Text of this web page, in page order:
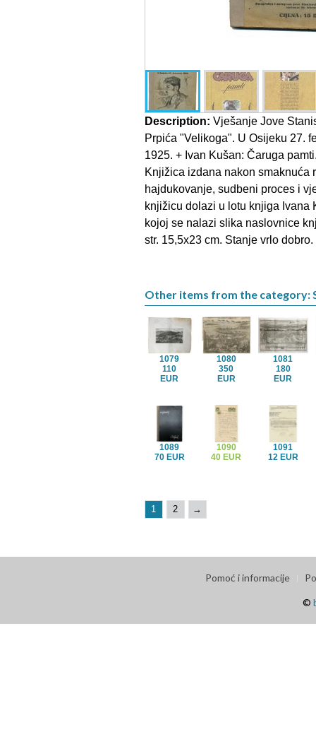
Description: Vješanje Jove
Prpića "Velikoga". U Osijeku 27.
1925. + Ivan Kušan: Čaruga
Knjižica izdana nakon smaknuća
hajdukovanje, sudbeni proces i
knjižicu dolazi u lotu knjiga Ivana
kojoj se nalazi slika naslovnice
str. 15,5x23 cm. Stanje vrlo dobro.
Other items from the category:
1079
110
EUR
1080
350
EUR
1081
180
EUR
1089
70 EUR
1090
40 EUR
1091
12 EUR
1 2 →
Pomoć i informacije
©